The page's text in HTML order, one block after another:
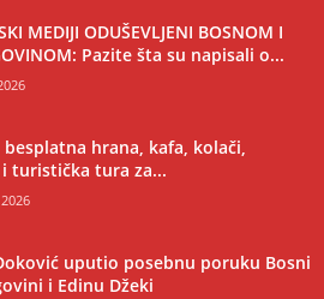
MEDIJI ODUŠEVLJENI BOSNOM I
Pazite šta su napisali o...
besplatna hrana, kafa, kolači,
turistička tura za...
uputio posebnu poruku Bosni
i Edinu Džeki